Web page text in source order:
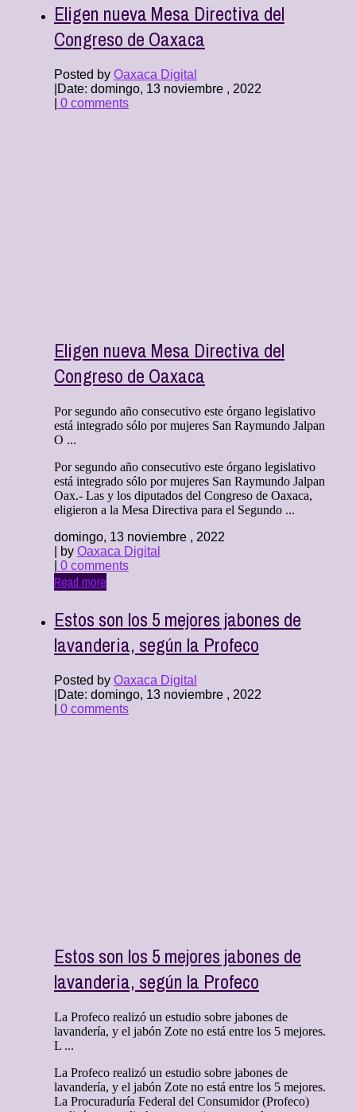
Eligen nueva Mesa Directiva del
Congreso de Oaxaca
Posted by Oaxaca Digital
Date: domingo, 13 noviembre , 2022
0 comments
Eligen nueva Mesa Directiva del
Congreso de Oaxaca
Por segundo año consecutivo este órgano legislativo
está integrado sólo por mujeres San Raymundo Jalpan
O ...
Por segundo año consecutivo este órgano legislativo
está integrado sólo por mujeres San Raymundo Jalpan
Oax.- Las y los diputados del Congreso de Oaxaca,
eligieron a la Mesa Directiva para el Segundo ...
domingo, 13 noviembre , 2022
| by Oaxaca Digital
0 comments
Read more
Estos son los 5 mejores jabones de
lavanderia, según la Profeco
Posted by Oaxaca Digital
Date: domingo, 13 noviembre , 2022
0 comments
Estos son los 5 mejores jabones de
lavanderia, según la Profeco
La Profeco realizó un estudio sobre jabones de
lavandería, y el jabón Zote no está entre los 5 mejores.
L ...
La Profeco realizó un estudio sobre jabones de
lavandería, y el jabón Zote no está entre los 5 mejores.
La Procuraduría Federal del Consumidor (Profeco)